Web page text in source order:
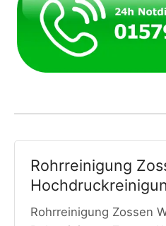
Rohrreinigung
Rohrreinigung Zossen